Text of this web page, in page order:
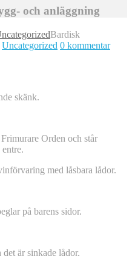
och anläggning
Bardisk
Uncategorized 0 kommentar
skänk.
Orden och står
med låsbara lådor.
på barens sidor.
är sinkade lådor.